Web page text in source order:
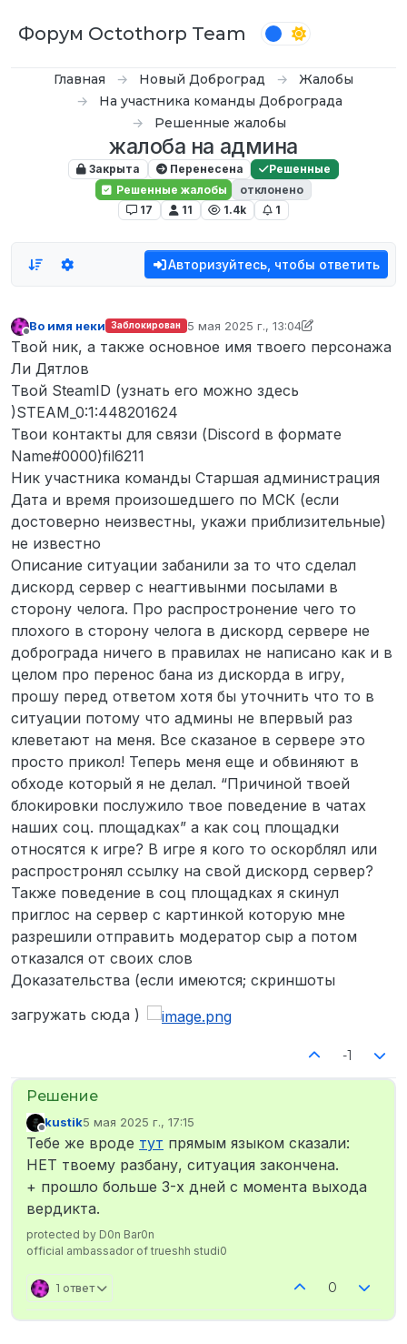
Форум Octothorp Team
Главная Новый Доброград
Жалобы
На участника команды Доброграда
Решенные жалобы
жалоба на админа
Закрыта Перенесена
Решенные
Решенные жалобы
отклонено
17
11 1.4k 1
Авторизуйтесь, чтобы ответить
Не в сети
Во имя неки Заблокирован 5 мая 2025 г., 13:04
отредактировано Во имя неки
Твой ник, а также основное имя твоего персонажа
Ли Дятлов
Твой SteamID (узнать его можно здесь
)STEAM_0:1:448201624
Твои контакты для связи (Discord в формате
Name#0000)fil6211
Ник участника команды Старшая администрация
Дата и время произошедшего по МСК (если
достоверно неизвестны, укажи приблизительные)
не известно
Описание ситуации забанили за то что сделал
дискорд сервер с неагтивынми посылами в
сторону челога. Про распростронение чего то
плохого в сторону челога в дискорд сервере не
доброграда ничего в правилах не написано как и в
целом про перенос бана из дискорда в игру,
прошу перед ответом хотя бы уточнить что то в
ситуации потому что админы не впервый раз
клеветают на меня. Все сказаное в сервере это
просто прикол! Теперь меня еще и обвиняют в
обходе который я не делал. “Причиной твоей
блокировки послужило твое поведение в чатах
наших соц. площадках” а как соц площадки
относятся к игре? В игре я кого то оскорблял или
распростронял ссылку на свой дискорд сервер?
Также поведение в соц площадках я скинул
приглос на сервер с картинкой которую мне
разрешили отправить модератор сыр а потом
отказался от своих слов
Доказательства (если имеются; скриншоты
загружать сюда )
-1
Не в сети
kustik5 мая 2025 г., 17:15
отредактировано
Тебе же вроде тут прямым языком сказали:
НЕТ твоему разбану, ситуация закончена.
+ прошло больше 3-х дней с момента выхода
вердикта.
protected by D0n Bar0n
official ambassador of trueshh studi0
1 ответ 0